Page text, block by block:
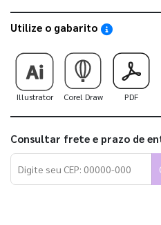
Utilize o gabarito Saiba como
Illustrator Corel Draw PDF
Consultar frete e prazo de